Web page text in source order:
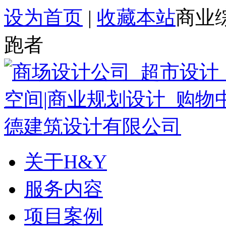
设为首页 | 收藏本站商业
跑者
关于H&Y
服务内容
项目案例